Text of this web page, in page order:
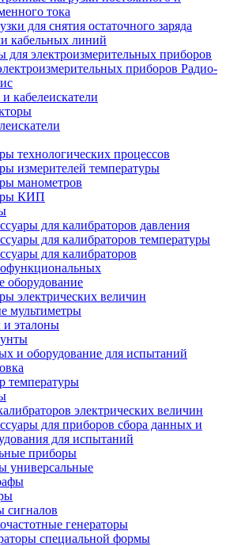
тока
для снятия остаточного заряда
кабельных линий
для электроизмерительных приборов
приборов Радио-
кабелеискатели
технологических процессов
измерителей температуры
манометров
КИП
для калибраторов давления
для калибраторов температуры
для калибраторов
оборудование
электрических величин
мультиметры
и эталоны
и оборудование для испытаний
температуры
электрических величин
для приборов сбора данных и
для испытаний
приборы
универсальные
сигналов
генераторы
специальной формы